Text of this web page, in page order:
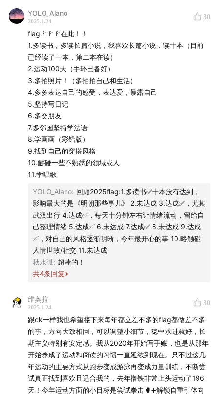
如果你喜欢我们的节目，欢迎扫码加入听友群和我们一起
聊天，洛怀和k在群里等大家哦~
All music credits to：
2. Sub-d - more Jazz guitar
3. Christine Lebail - Johnny S.P. 69.603/11
【关于我们】
YOLO_Alano
2025.1.24
30
flag🚩🚩🚩在此！！
1.多读书，多读长篇小说，我喜欢长篇小说，读十本（目前
已经读了一本，第二本在读）
2.运动100天（手环已备好）
3.多拍照片！（多拍拍自己和生活）
4.多多表达自己的感受，表达爱，暴露自己
5.坚持写日记
6.多交朋友
7.多邻国坚持学法语
8.学画画（彩铅版）
9.找到自己的穿搭风格
10.触碰一些不熟悉的领域或人
11.学唱歌
YOLO_Alano: 回顾2025flag:1.多读书✅十本没有达到，
影响最大的是《明朝那些事儿》 2.未达成 3.达成✅，尤其
武汉出行 4.达成✅，每天十分钟左右让情绪流动，留给自
己整理情绪 5.达成✅ 6.未达成 7.达成✅ 8.未达成 9.达成
✅，对自己的风格逐渐明晰，今年最开心的事 10.略触碰
人情世故/社交 11.未达成
秋水弧: 超棒的！
共4条回复
维奥拉
2025.1.24
30
跟ck一样我也希望接下来每年都立差不多的flag都做差不多
的事，方向大致相同，可以调整小细节，稳中求进就好，长
期主义特别有安定感。我从2020年开始写手账，也是从那年
开始养成了运动和阅读的习惯一直延续到现在。只不过这几
年运动的主要方式从跑步变成游泳再变成力量训练，不断尝
试真正找到喜欢且适合我的，去年撸铁非常上头运动了196
天！今年运动方面的小目标是尝试拳击🥊➕解锁自重引体向